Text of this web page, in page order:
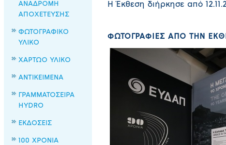
ΑΝΑΔΡΟΜΗ
ΑΠΟΧΕΤΕΥΣΗΣ
ΦΩΤΟΓΡΑΦΙΚΟ
ΥΛΙΚΟ
ΧΑΡΤΩΟ ΥΛΙΚΟ
ΑΝΤΙΚΕΙΜΕΝΑ
ΓΡΑΜΜΑΤΟΣΕΙΡΑ
HYDRO
ΕΚΔΟΣΕΙΣ
100 ΧΡΟΝΙΑ
Η Έκθεση διήρκησε από
ΦΩΤΟΓΡΑΦΙΕΣ ΑΠΟ ΤΗΝ